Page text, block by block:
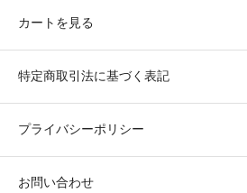
カートを見る
特定商取引法に基づく表記
プライバシーポリシー
お問い合わせ